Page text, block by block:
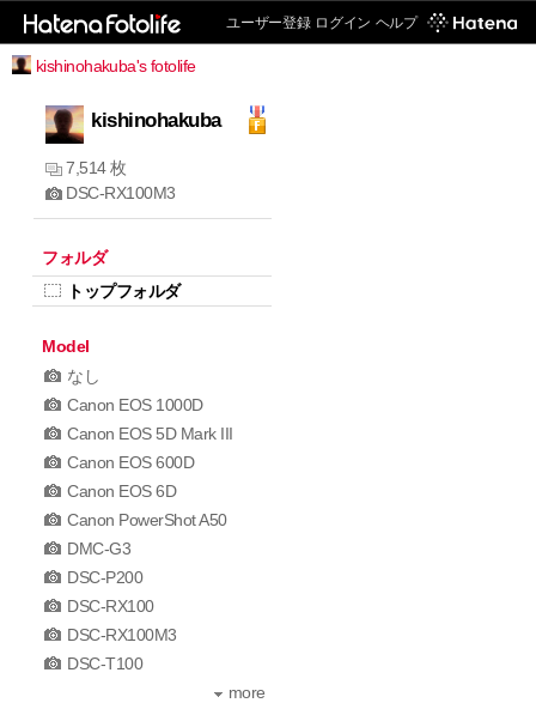
ユーザー登録 ログイン ヘルプ
kishinohakuba's fotolife
kishinohakuba
7,514 枚
DSC-RX100M3
フォルダ
トップフォルダ
Model
なし
Canon EOS 1000D
Canon EOS 5D Mark III
Canon EOS 600D
Canon EOS 6D
Canon PowerShot A50
DMC-G3
DSC-P200
DSC-RX100
DSC-RX100M3
DSC-T100
more